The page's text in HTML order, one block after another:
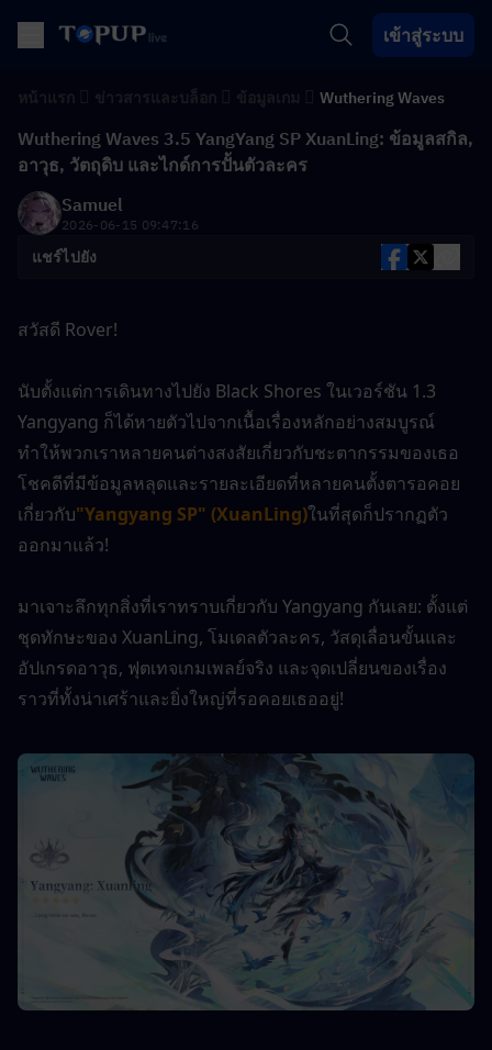
เข้าสู่ระบบ
Wuthering Waves
Wuthering Waves 3.5 YangYang SP XuanLing: ข้อมูลสกิล,
อาวุธ, วัตถุดิบ และไกด์การปั้นตัวละคร
Samuel
2026-06-15 09:47:16
แชร์ไปยัง
สวัสดี Rover!
นับตั้งแต่การเดินทางไปยัง Black Shores ในเวอร์ชัน 1.3
Yangyang ก็ได้หายตัวไปจากเนื้อเรื่องหลักอย่างสมบูรณ์
ทำให้พวกเราหลายคนต่างสงสัยเกี่ยวกับชะตากรรมของเธอ
โชคดีที่มีข้อมูลหลุดและรายละเอียดที่หลายคนตั้งตารอคอย
เกี่ยวกับ"Yangyang SP" (XuanLing)ในที่สุดก็ปรากฏตัว
ออกมาแล้ว!
มาเจาะลึกทุกสิ่งที่เราทราบเกี่ยวกับ Yangyang กันเลย: ตั้งแต่
ชุดทักษะของ XuanLing, โมเดลตัวละคร, วัสดุเลื่อนขั้นและ
อัปเกรดอาวุธ, ฟุตเทจเกมเพลย์จริง และจุดเปลี่ยนของเรื่อง
ราวที่ทั้งน่าเศร้าและยิ่งใหญ่ที่รอคอยเธออยู่!